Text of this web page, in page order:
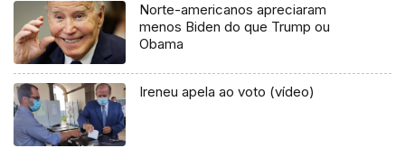
Norte-americanos apreciaram
menos Biden do que Trump ou
Obama
Ireneu apela ao voto (vídeo)